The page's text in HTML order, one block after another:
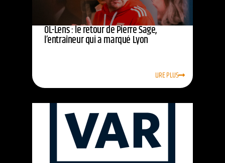
OL-Lens : le retour de Pierre Sage,
l’entraîneur qui a marqué Lyon
LIRE PLUS